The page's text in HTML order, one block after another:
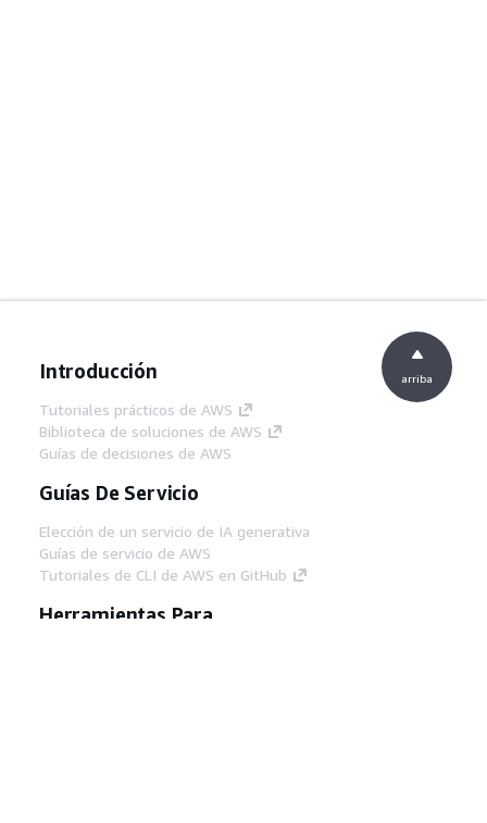
Introducción
Tutoriales prácticos de AWS
Biblioteca de soluciones de AWS
Guías de decisiones de AWS
Guías De Servicio
Elección de un servicio de IA generativa
Guías de servicio de AWS
Tutoriales de CLI de AWS en GitHub
Herramientas Para
arriba